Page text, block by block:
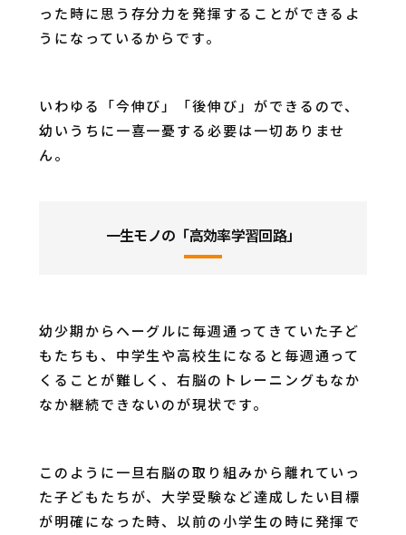
った時に思う存分力を発揮することができるよ
うになっているからです。
いわゆる「今伸び」「後伸び」ができるので、
幼いうちに一喜一憂する必要は一切ありませ
ん。
一生モノの「高効率学習回路」
幼少期からヘーグルに毎週通ってきていた子ど
もたちも、中学生や高校生になると毎週通って
くることが難しく、右脳のトレーニングもなか
なか継続できないのが現状です。
このように一旦右脳の取り組みから離れていっ
た子どもたちが、大学受験など達成したい目標
が明確になった時、以前の小学生の時に発揮で